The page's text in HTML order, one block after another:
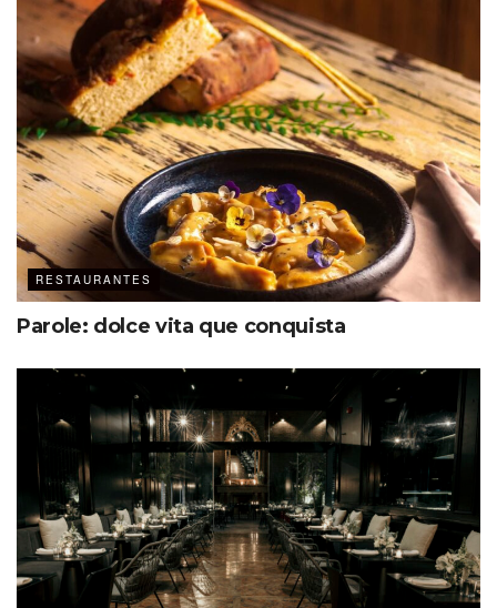
RESTAURANTES
Parole: dolce vita que conquista